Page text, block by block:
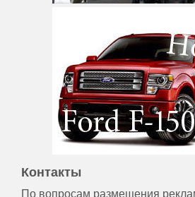
Контакты
По вопросам размещения